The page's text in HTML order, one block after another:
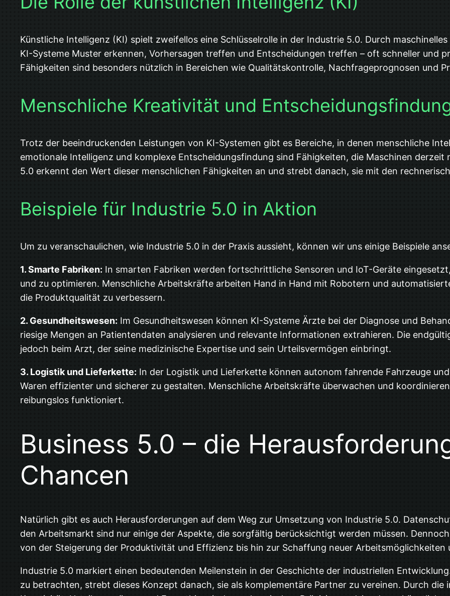
Künstliche Intelligenz (KI) spielt zweifellos eine Schlüsselrolle in der Industrie 5.0. Durch
KI-Systeme Muster erkennen, Vorhersagen treffen und Entscheidungen treffen – oft schneller und
Fähigkeiten sind besonders nützlich in Bereichen wie Qualitätskontrolle, Nachfrageprognosen und
Menschliche Kreativität und
Trotz der beeindruckenden Leistungen von KI-Systemen gibt es Bereiche, in denen menschliche
emotionale Intelligenz und komplexe Entscheidungsfindung sind Fähigkeiten, die Maschinen
5.0 erkennt den Wert dieser menschlichen Fähigkeiten an und strebt danach, sie mit den
Beispiele für Industrie 5.0 in Aktion
Um zu veranschaulichen, wie Industrie 5.0 in der Praxis aussieht, können wir uns einige Beispiele
1. Smarte Fabriken: In smarten Fabriken werden fortschrittliche Sensoren und IoT-Geräte
und zu optimieren. Menschliche Arbeitskräfte arbeiten Hand in Hand mit Robotern und
die Produktqualität zu verbessern.
2. Gesundheitswesen: Im Gesundheitswesen können KI-Systeme Ärzte bei der Diagnose und
riesige Mengen an Patientendaten analysieren und relevante Informationen extrahieren. Die
jedoch beim Arzt, der seine medizinische Expertise und sein Urteilsvermögen einbringt.
3. Logistik und Lieferkette: In der Logistik und Lieferkette können autonom fahrende Fahrzeuge
Waren effizienter und sicherer zu gestalten. Menschliche Arbeitskräfte überwachen und
reibungslos funktioniert.
Business 5.0 – die
Chancen
Natürlich gibt es auch Herausforderungen auf dem Weg zur Umsetzung von Industrie 5.0.
den Arbeitsmarkt sind nur einige der Aspekte, die sorgfältig berücksichtigt werden müssen.
von der Steigerung der Produktivität und Effizienz bis hin zur Schaffung neuer Arbeitsmöglichkeiten
Industrie 5.0 markiert einen bedeutenden Meilenstein in der Geschichte der industriellen
zu betrachten, strebt dieses Konzept danach, sie als komplementäre Partner zu vereinen. Durch